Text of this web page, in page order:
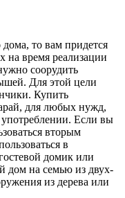
дома, то вам придется
на время реализации
соорудить
Для этой цели
Купить
для любых нужд,
Если вы
вторым
в
домик или
дом на семью из двух-
из дерева или